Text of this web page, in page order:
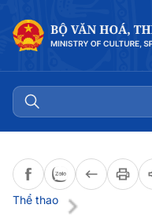
Thể thao
Đọc bài